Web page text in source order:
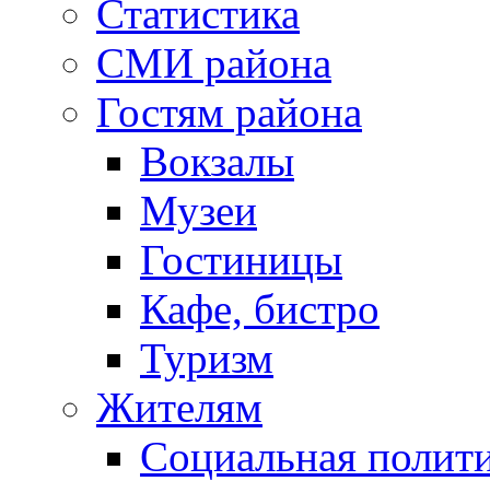
Статистика
СМИ района
Гостям района
Вокзалы
Музеи
Гостиницы
Кафе, бистро
Туризм
Жителям
Социальная